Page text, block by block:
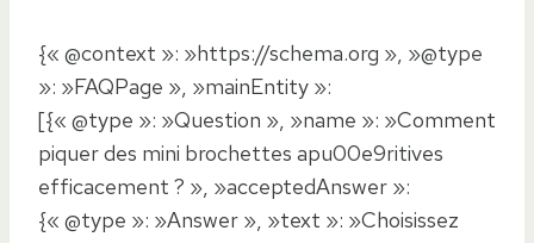
{« @context »: »https://schema.org », »@type
»: »FAQPage », »mainEntity »:
[{« @type »: »Question », »name »: »Comment
piquer des mini brochettes apu00e9ritives
efficacement ? », »acceptedAnswer »:
{« @type »: »Answer », »text »: »Choisissez